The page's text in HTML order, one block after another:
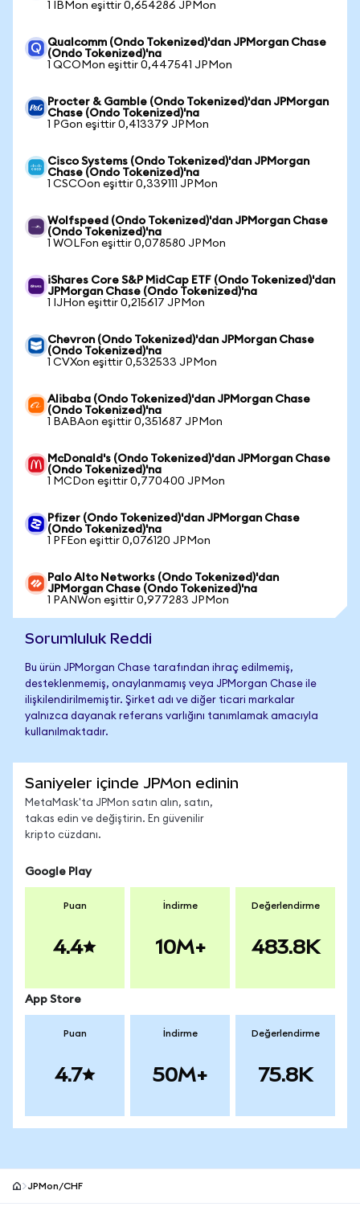
1 IBMon eşittir 0,654286 JPMon
Qualcomm (Ondo Tokenized)'dan JPMorgan Chase
(Ondo Tokenized)'na
1 QCOMon eşittir 0,447541 JPMon
Procter & Gamble (Ondo Tokenized)'dan JPMorgan
Chase (Ondo Tokenized)'na
1 PGon eşittir 0,413379 JPMon
Cisco Systems (Ondo Tokenized)'dan JPMorgan
Chase (Ondo Tokenized)'na
1 CSCOon eşittir 0,339111 JPMon
Wolfspeed (Ondo Tokenized)'dan JPMorgan Chase
(Ondo Tokenized)'na
1 WOLFon eşittir 0,078580 JPMon
iShares Core S&P MidCap ETF (Ondo Tokenized)'dan
JPMorgan Chase (Ondo Tokenized)'na
1 IJHon eşittir 0,215617 JPMon
Chevron (Ondo Tokenized)'dan JPMorgan Chase
(Ondo Tokenized)'na
1 CVXon eşittir 0,532533 JPMon
Alibaba (Ondo Tokenized)'dan JPMorgan Chase
(Ondo Tokenized)'na
1 BABAon eşittir 0,351687 JPMon
McDonald's (Ondo Tokenized)'dan JPMorgan Chase
(Ondo Tokenized)'na
1 MCDon eşittir 0,770400 JPMon
Pfizer (Ondo Tokenized)'dan JPMorgan Chase
(Ondo Tokenized)'na
1 PFEon eşittir 0,076120 JPMon
Palo Alto Networks (Ondo Tokenized)'dan
JPMorgan Chase (Ondo Tokenized)'na
1 PANWon eşittir 0,977283 JPMon
Sorumluluk Reddi
Bu ürün JPMorgan Chase tarafından ihraç edilmemiş,
desteklenmemiş, onaylanmamış veya JPMorgan Chase ile
ilişkilendirilmemiştir. Şirket adı ve diğer ticari markalar
yalnızca dayanak referans varlığını tanımlamak amacıyla
kullanılmaktadır.
Saniyeler içinde JPMon edinin
MetaMask'ta JPMon satın alın, satın,
takas edin ve değiştirin. En güvenilir
kripto cüzdanı.
Google Play
Puan
4.4
İndirme
10M+
Değerlendirme
483.8K
App Store
Puan
4.7
İndirme
50M+
Değerlendirme
75.8K
JPMon/CHF